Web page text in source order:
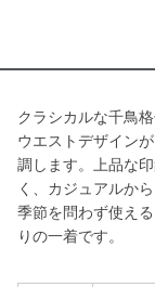
クラシカルな千鳥
ウエストデザイン
調します。上品な
く、カジュアルか
季節を問わず使え
りの一着です。